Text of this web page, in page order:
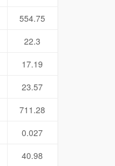
554.75
22.3
17.19
23.57
711.28
0.027
40.98